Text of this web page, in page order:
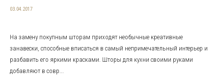
03.04.2017
На замену покупным шторам приходят необычные креативные
занавески, способные вписаться в самый непримечательный интерьер и
разбавить его яркими красками. Шторы для кухни своими руками
добавляют в совр...